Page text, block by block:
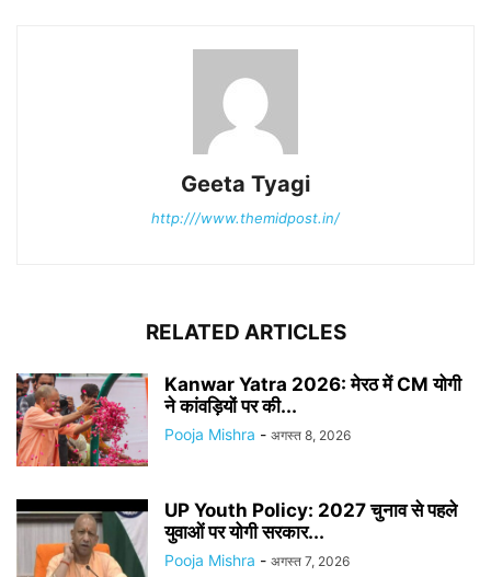
Geeta Tyagi
http:///www.themidpost.in/
RELATED ARTICLES
Kanwar Yatra 2026: मेरठ में CM योगी
ने कांवड़ियों पर की...
Pooja Mishra - अगस्त 8, 2026
UP Youth Policy: 2027 चुनाव से पहले
युवाओं पर योगी सरकार...
Pooja Mishra - अगस्त 7, 2026